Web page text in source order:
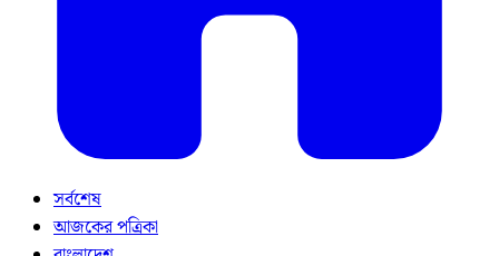
সর্বশেষ
আজকের পত্রিকা